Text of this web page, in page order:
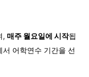
, 매주 월요일에 시작됩
어학연수 기간을 선